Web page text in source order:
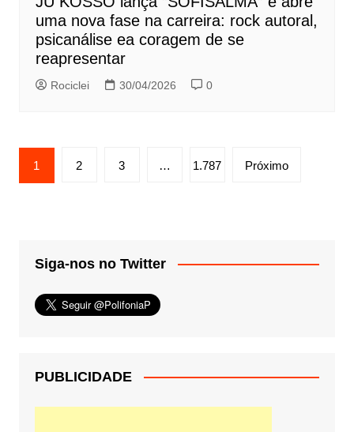
uma nova fase na carreira: rock autoral,
psicanálise ea coragem de se
reapresentar
Rociclei 30/04/2026 0
Paginação
de
1 2 3 … 1.787 Próximo
Siga-nos no Twitter
PUBLICIDADE